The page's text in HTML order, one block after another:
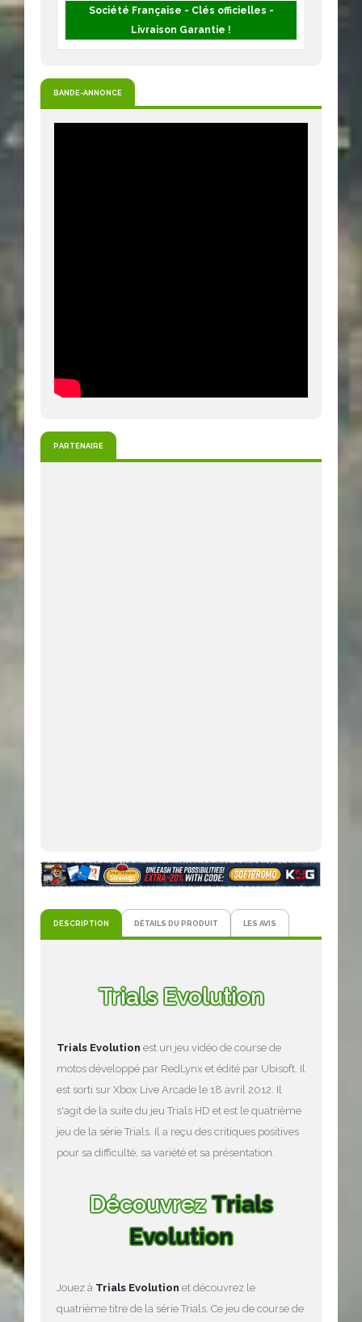
Société Française - Clés officielles -
Livraison Garantie !
BANDE-ANNONCE
PARTENAIRE
DESCRIPTION DÉTAILS DU PRODUIT LES AVIS
Trials Evolution
Trials Evolution est un jeu vidéo de course de
motos développé par RedLynx et édité par Ubisoft. Il
est sorti sur Xbox Live Arcade le 18 avril 2012. Il
s'agit de la suite du jeu Trials HD et est le quatrième
jeu de la série Trials. Il a reçu des critiques positives
pour sa difficulté, sa variété et sa présentation.
DécouvrezTrials
Evolution
Jouez à Trials Evolution et découvrez le
quatrième titre de la série Trials. Ce jeu de course de